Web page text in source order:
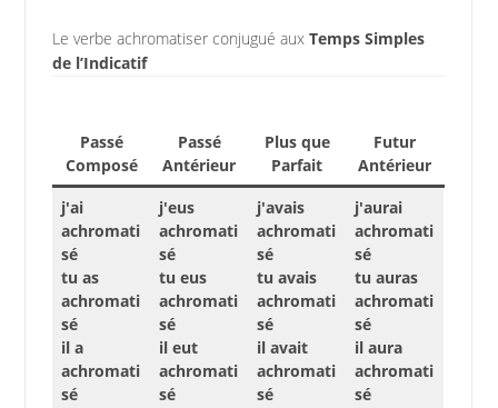
Le verbe achromatiser conjugué aux Temps Simples
de l’Indicatif
Passé
Composé
Passé
Antérieur
Plus que
Parfait
Futur
Antérieur
j'ai
achromati
sé
tu as
achromati
sé
il a
achromati
sé
j'eus
achromati
sé
tu eus
achromati
sé
il eut
achromati
sé
j'avais
achromati
sé
tu avais
achromati
sé
il avait
achromati
sé
j'aurai
achromati
sé
tu auras
achromati
sé
il aura
achromati
sé